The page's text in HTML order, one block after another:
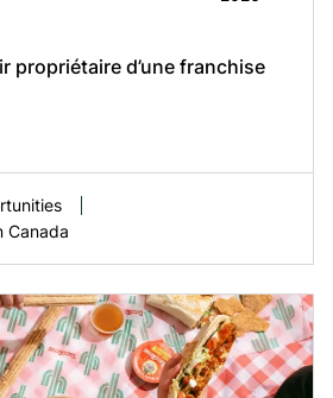
propriétaire d’une franchise
Canada